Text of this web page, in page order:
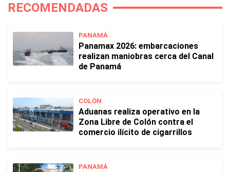
RECOMENDADAS
PANAMÁ
Panamax 2026: embarcaciones
realizan maniobras cerca del Canal
de Panamá
COLÓN
Aduanas realiza operativo en la
Zona Libre de Colón contra el
comercio ilícito de cigarrillos
PANAMÁ